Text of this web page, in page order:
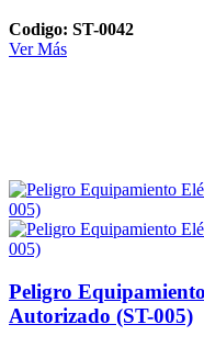
Codigo: ST-0042
Ver Más
Peligro
Autorizado (ST-005)